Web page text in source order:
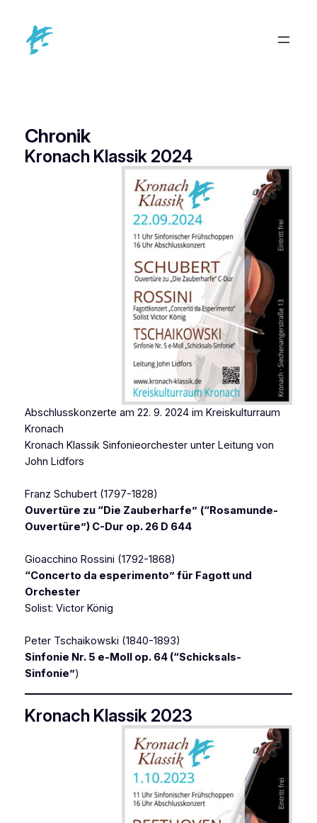
springen
Chronik
Kronach Klassik 2024
Abschlusskonzerte am 22. 9. 2024 im Kreiskulturraum
Kronach
Kronach Klassik Sinfonieorchester unter Leitung von
John Lidfors
Franz Schubert (1797-1828)
Ouvertüre zu “Die Zauberharfe” (“Rosamunde-
Ouvertüre”) C-Dur op. 26 D 644
Gioacchino Rossini (1792-1868)
“Concerto da esperimento” für Fagott und
Orchester
Solist: Victor König
Peter Tschaikowski (1840-1893)
Sinfonie Nr. 5 e-Moll op. 64 (“Schicksals-
Sinfonie”)
Kronach Klassik 2023